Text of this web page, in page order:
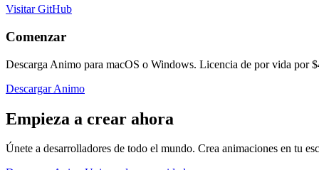
Visitar GitHub
Comenzar
Descarga Animo para macOS o Windows. Licencia de por vida por
Descargar Animo
Empieza a crear ahora
Únete a desarrolladores de todo el mundo. Crea animaciones en tu